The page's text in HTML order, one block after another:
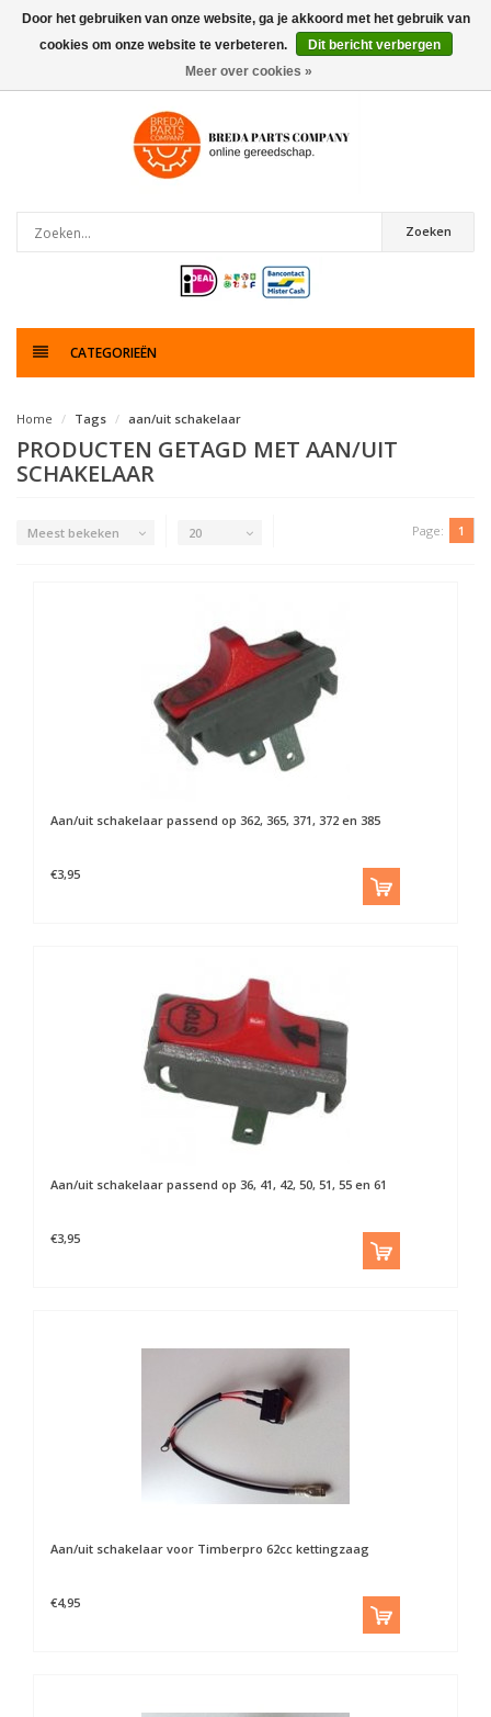
0artikelen
Zoeken
CATEGORIEËN
Home Tags aan/uit schakelaar
PRODUCTEN GETAGD MET AAN/UIT
SCHAKELAAR
Meest bekeken 20 Page: 1
Aan/uit schakelaar passend op 362, 365, 371, 372 en 385
€3,95
Aan/uit schakelaar passend op 36, 41, 42, 50, 51, 55 en 61
€3,95
Aan/uit schakelaar voor Timberpro 62cc kettingzaag
€4,95
Door het gebruiken van onze website, ga je akkoord met het gebruik van
cookies om onze website te verbeteren.
Dit bericht verbergen
Meer over cookies »